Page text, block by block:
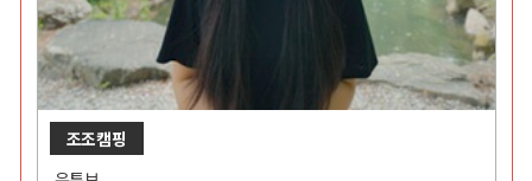
조조캠핑